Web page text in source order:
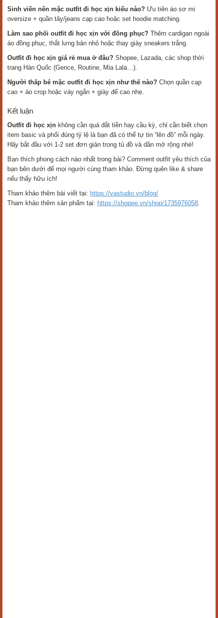
Sinh viên nên mặc outfit đi học xịn kiểu nào? Ưu tiên áo sơ mi
oversize + quần tây/jeans cạp cao hoặc set hoodie matching.
Làm sao phối outfit đi học xịn với đồng phục? Thêm cardigan ngoài
áo đồng phục, thắt lưng bản nhỏ hoặc thay giày sneakers trắng.
Outfit đi học xịn giá rẻ mua ở đâu? Shopee, Lazada, các shop thời
trang Hàn Quốc (Gence, Routine, Mia Lala…).
Người thấp bé mặc outfit đi học xịn như thế nào? Chọn quần cạp
cao + áo crop hoặc váy ngắn + giày đế cao nhẹ.
Kết luận
Outfit đi học xịn không cần quá đắt tiền hay cầu kỳ, chỉ cần biết chọn
item basic và phối đúng tỷ lệ là bạn đã có thể tự tin “lên đồ” mỗi ngày.
Hãy bắt đầu với 1-2 set đơn giản trong tủ đồ và dần mở rộng nhé!
Bạn thích phong cách nào nhất trong bài? Comment outfit yêu thích của
bạn bên dưới để mọi người cùng tham khảo. Đừng quên like & share
nếu thấy hữu ích!
Tham khảo thêm bài viết tại: https://vastudio.vn/blog/
Tham khảo thêm sản phẩm tại: https://shopee.vn/shop/1735976058.